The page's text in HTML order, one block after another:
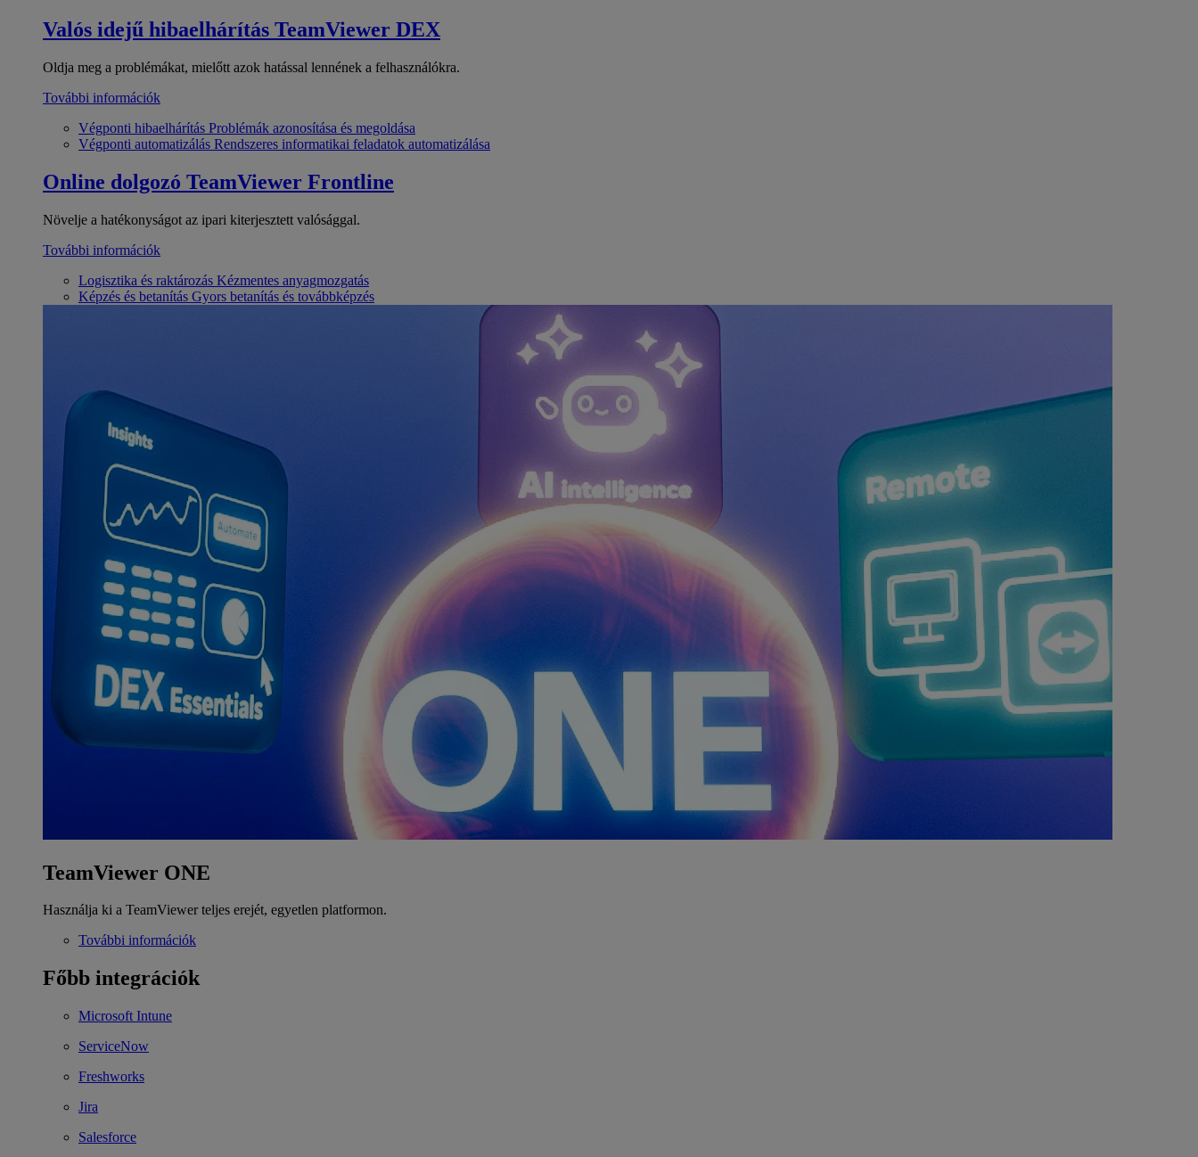
Valós idejű hibaelhárítás TeamViewer DEX
Oldja meg a problémákat, mielőtt azok hatással lennének a felhasználókra.
További információk
Végponti hibaelhárítás Problémák azonosítása és megoldása
Végponti automatizálás Rendszeres informatikai feladatok automatizálása
Online dolgozó TeamViewer Frontline
Növelje a hatékonyságot az ipari kiterjesztett valósággal.
További információk
Logisztika és raktározás Kézmentes anyagmozgatás
Képzés és betanítás Gyors betanítás és továbbképzés
TeamViewer ONE
Használja ki a TeamViewer teljes erejét, egyetlen platformon.
További információk
Főbb integrációk
Microsoft Intune
ServiceNow
Freshworks
Jira
Salesforce